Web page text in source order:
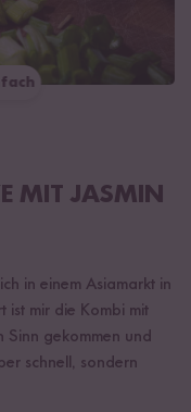
MIT JASMIN
in einem Asiamarkt in
ist mir die Kombi mit
Sinn gekommen und
schnell, sondern